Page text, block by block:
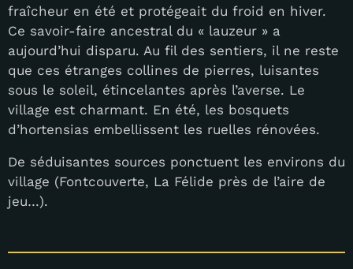
fraîcheur en été et protégeait du froid en hiver.
Ce savoir-faire ancestral du « lauzeur » a
aujourd’hui disparu. Au fil des sentiers, il ne reste
que ces étranges collines de pierres, luisantes
sous le soleil, étincelantes après l’averse. Le
village est charmant. En été, les bosquets
d’hortensias embellissent les ruelles rénovées.
De séduisantes sources ponctuent les environs du
village (Fontcouverte, La Félide près de l’aire de
jeu…).